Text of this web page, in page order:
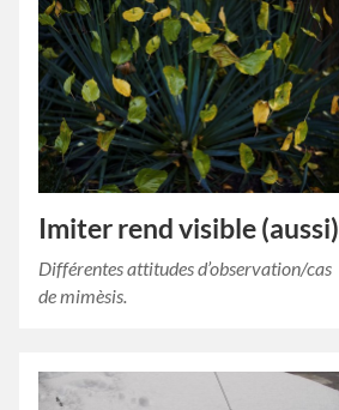
Imiter rend visible (aussi)
Différentes attitudes d’observation/cas
de mimèsis.